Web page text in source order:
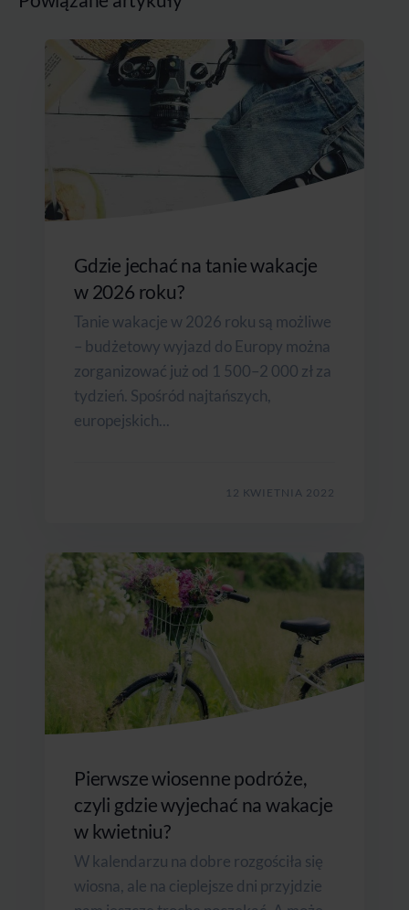
Gdzie jechać na tanie wakacje
w 2026 roku?
Tanie wakacje w 2026 roku są możliwe
– budżetowy wyjazd do Europy można
zorganizować już od 1 500–2 000 zł za
tydzień. Spośród najtańszych,
europejskich...
12 KWIETNIA 2022
Pierwsze wiosenne podróże,
czyli gdzie wyjechać na wakacje
w kwietniu?
W kalendarzu na dobre rozgościła się
wiosna, ale na cieplejsze dni przyjdzie